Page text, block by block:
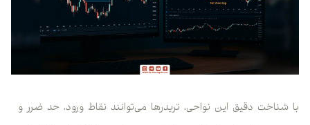
با شناخت دقیق این نواحی، تریدرها می‌توانند نقاط ورود، حد ضرر و